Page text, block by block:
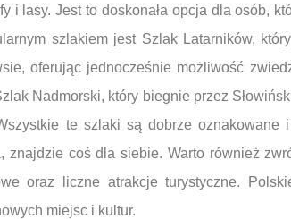
i lasy. Jest to doskonała opcja dla osób,
szlakiem jest Szlak Latarników,
oferując jednocześnie możliwość
Nadmorski, który biegnie przez
te szlaki są dobrze oznakowane
znajdzie coś dla siebie. Warto również
oraz liczne atrakcje turystyczne.
miejsc i kultur.